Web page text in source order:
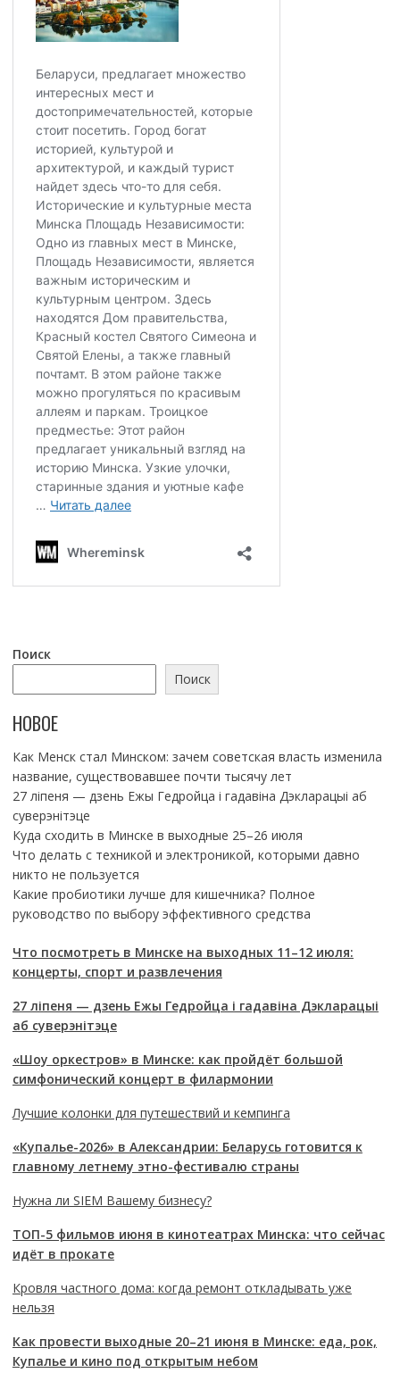
Поиск
Поиск
НОВОЕ
Как Менск стал Минском: зачем советская власть изменила
название, существовавшее почти тысячу лет
27 ліпеня — дзень Ежы Гедройца і гадавіна Дэкларацыі аб
суверэнітэце
Куда сходить в Минске в выходные 25–26 июля
Что делать с техникой и электроникой, которыми давно
никто не пользуется
Какие пробиотики лучше для кишечника? Полное
руководство по выбору эффективного средства
Что посмотреть в Минске на выходных 11–12 июля:
концерты, спорт и развлечения
27 ліпеня — дзень Ежы Гедройца і гадавіна Дэкларацыі
аб суверэнітэце
«Шоу оркестров» в Минске: как пройдёт большой
симфонический концерт в филармонии
Лучшие колонки для путешествий и кемпинга
«Купалье-2026» в Александрии: Беларусь готовится к
главному летнему этно-фестивалю страны
Нужна ли SIEM Вашему бизнесу?
ТОП-5 фильмов июня в кинотеатрах Минска: что сейчас
идёт в прокате
Кровля частного дома: когда ремонт откладывать уже
нельзя
Как провести выходные 20–21 июня в Минске: еда, рок,
Купалье и кино под открытым небом